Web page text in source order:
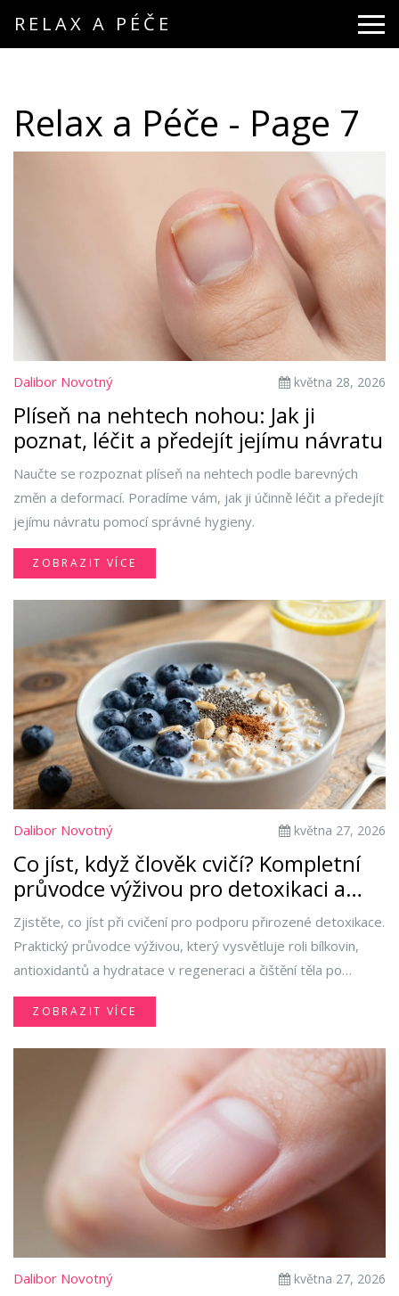
RELAX A PÉČE
Relax a Péče - Page 7
Dalibor Novotný května 28, 2026
Plíseň na nehtech nohou: Jak ji
poznat, léčit a předejít jejímu návratu
Naučte se rozpoznat plíseň na nehtech podle barevných
změn a deformací. Poradíme vám, jak ji účinně léčit a předejít
jejímu návratu pomocí správné hygieny.
ZOBRAZIT VÍCE
Dalibor Novotný května 27, 2026
Co jíst, když člověk cvičí? Kompletní
průvodce výživou pro detoxikaci a
regeneraci
Zjistěte, co jíst při cvičení pro podporu přirozené detoxikace.
Praktický průvodce výživou, který vysvětluje roli bílkovin,
antioxidantů a hydratace v regeneraci a čištění těla po
tréninku.
ZOBRAZIT VÍCE
Dalibor Novotný května 27, 2026